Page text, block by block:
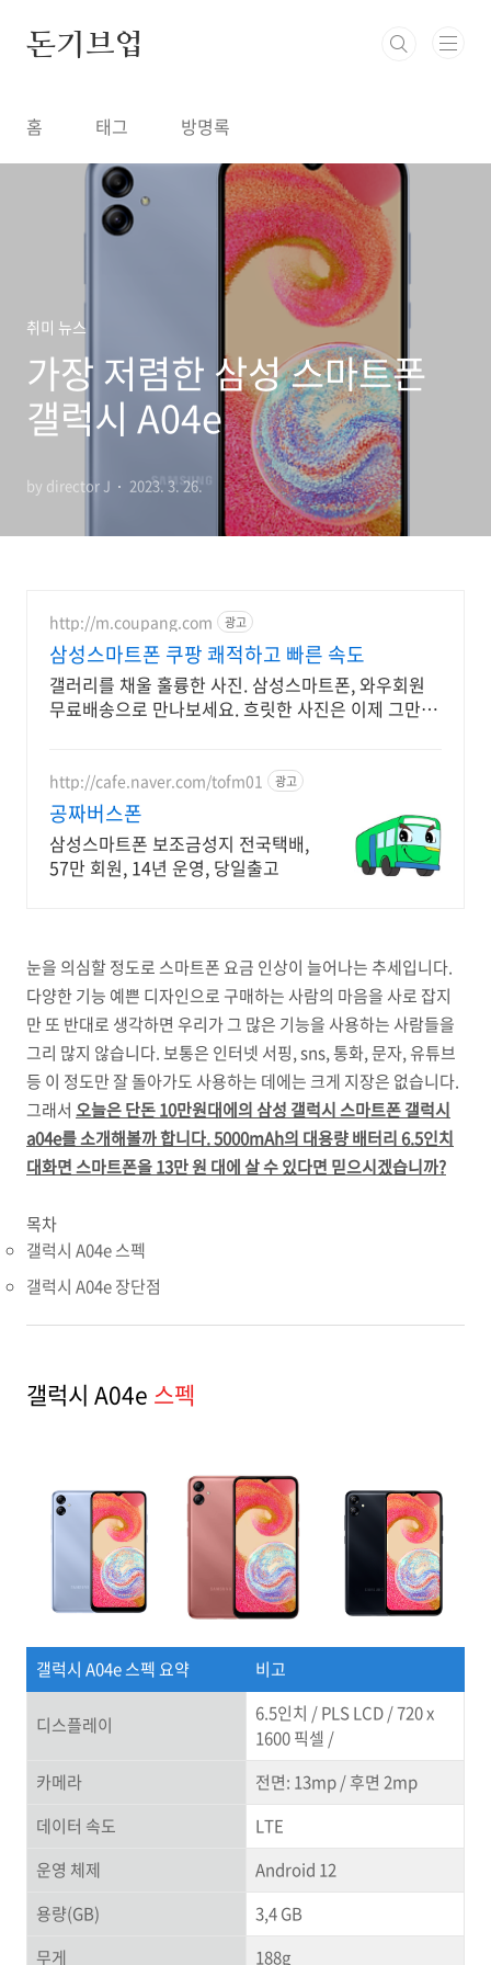
돈기브업
홈 태그 방명록
취미 뉴스
가장 저렴한 삼성 스마트폰
갤럭시 A04e
by director J 2023. 3. 26.
http://m.coupang.com 광고
삼성스마트폰 쿠팡 쾌적하고 빠른 속도
갤러리를 채울 훌륭한 사진. 삼성스마트폰, 와우회원
무료배송으로 만나보세요. 흐릿한 사진은 이제 그만!
http://cafe.naver.com/tofm01 광고
공짜버스폰
삼성스마트폰 보조금성지 전국택배,
57만 회원, 14년 운영, 당일출고
눈을 의심할 정도로 스마트폰 요금 인상이 늘어나는 추세입니다.
다양한 기능 예쁜 디자인으로 구매하는 사람의 마음을 사로 잡지
만 또 반대로 생각하면 우리가 그 많은 기능을 사용하는 사람들을
그리 많지 않습니다. 보통은 인터넷 서핑, sns, 통화, 문자, 유튜브
등 이 정도만 잘 돌아가도 사용하는 데에는 크게 지장은 없습니다.
그래서 오늘은 단돈 10만원대에의 삼성 갤럭시 스마트폰 갤럭시
a04e를 소개해볼까 합니다. 5000mAh의 대용량 배터리 6.5인치
대화면 스마트폰을 13만 원 대에 살 수 있다면 믿으시겠습니까?
목차
갤럭시 A04e 스펙
갤럭시 A04e 장단점
갤럭시 A04e 스펙
갤럭시 A04e 스펙 요약 비고
디스플레이
6.5인치 / PLS LCD / 720 x
1600 픽셀 /
카메라
전면: 13mp / 후면 2mp
데이터 속도
LTE
운영 체제
Android 12
용량(GB)
3,4 GB
무게
188g